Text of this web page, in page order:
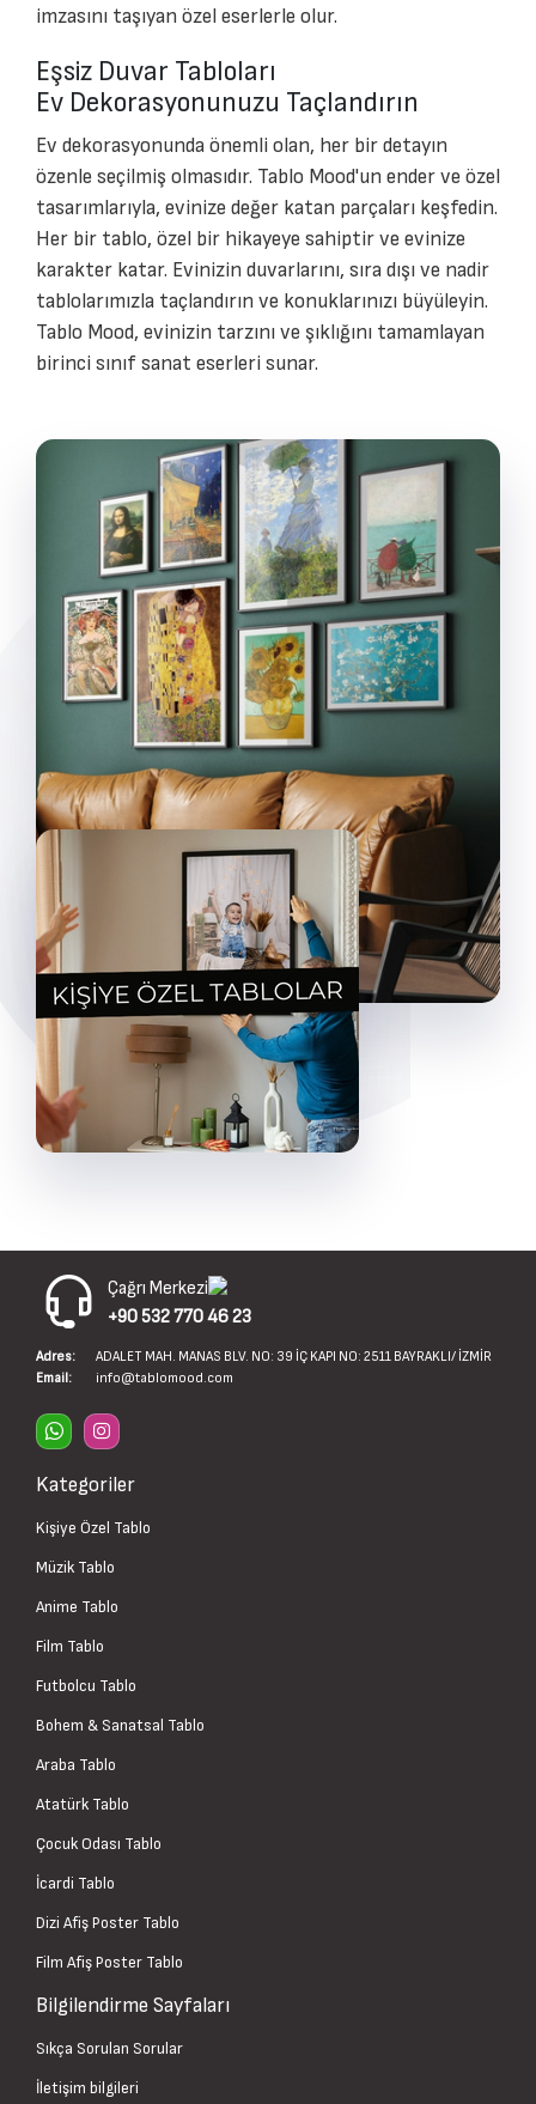
imzasını taşıyan özel eserlerle olur.
Eşsiz Duvar Tabloları
Ev Dekorasyonunuzu Taçlandırın
Ev dekorasyonunda önemli olan, her bir detayın
özenle seçilmiş olmasıdır. Tablo Mood'un ender ve özel
tasarımlarıyla, evinize değer katan parçaları keşfedin.
Her bir tablo, özel bir hikayeye sahiptir ve evinize
karakter katar. Evinizin duvarlarını, sıra dışı ve nadir
tablolarımızla taçlandırın ve konuklarınızı büyüleyin.
Tablo Mood, evinizin tarzını ve şıklığını tamamlayan
birinci sınıf sanat eserleri sunar.
Çağrı Merkezi
+90 532 770 46 23
Adres:
ADALET MAH. MANAS BLV. NO: 39 İÇ KAPI NO: 2511 BAYRAKLI/ İZMİR
Email:
info@tablomood.com
Kategoriler
Kişiye Özel Tablo
Müzik Tablo
Anime Tablo
Film Tablo
Futbolcu Tablo
Bohem & Sanatsal Tablo
Araba Tablo
Atatürk Tablo
Çocuk Odası Tablo
İcardi Tablo
Dizi Afiş Poster Tablo
Film Afiş Poster Tablo
Bilgilendirme Sayfaları
Sıkça Sorulan Sorular
İletişim bilgileri